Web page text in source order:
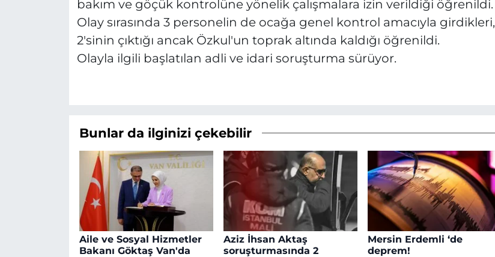
bakım ve göçük kontrolüne yönelik çalışmalara izin verildiği öğrenildi.
Olay sırasında 3 personelin de ocağa genel kontrol amacıyla girdikleri,
2'sinin çıktığı ancak Özkul'un toprak altında kaldığı öğrenildi.
Olayla ilgili başlatılan adli ve idari soruşturma sürüyor.
Bunlar da ilginizi çekebilir
Aile ve Sosyal Hizmetler
Bakanı Göktaş Van'da
Aziz İhsan Aktaş
soruşturmasında 2
Mersin Erdemli ‘de
deprem!